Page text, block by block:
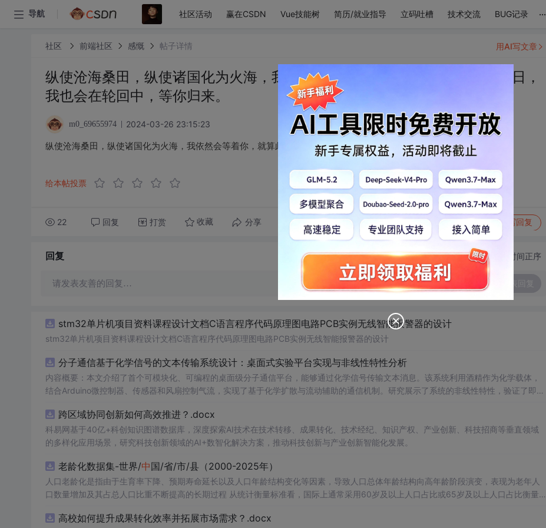
导航 社区活动 赢在CSDN Vue技能树 简历/就业指导 立码吐槽 技术交流 BUG记录 ...
社区 前端社区 感慨 帖子详情
纵使沧海桑田，纵使诸国化为火海，我依然会等着你，就算此生再无相见之日，
我也会在轮回中，等你归来。
m0_69655974 2024-03-26 23:15:23
纵使沧海桑田，纵使诸国化为火海，我依然会等着你，就算此生再无相见之日，我也会在轮回中，等你归来。
给本帖投票
22 回复 打赏 收藏 分享 转发到动态 举报 写回复
用AI写文章
回复 切换为时间正序
请发表友善的回复…
stm32单片机项目资料课程设计文档C语言程序代码原理图电路PCB实例无线智能报警器的设计
stm32单片机项目资料课程设计文档C语言程序代码原理图电路PCB实例无线智能报警器的设计
分子通信基于化学信号的文本传输系统设计：桌面式实验平台实现与非线性特性分析
内容概要：本文介绍了首个可模块化、可编程的桌面级分子通信平台，能够通过化学信号传输文本消息。该系统利用酒精作为化学载体，
结合Arduino微控制器、传感器和风扇控制气流，实现了基于化学扩散与流动辅助的通信机制。研究展示了系统的非线性特性，验证了即使
本、易复现的硬件平台。; 适合人群：具备电子工程、通信系统或交叉学科背景，从事纳米技术、生物通信或新型通信系统研究的科研人员
及研究生。; 使用场景及目标：①用于教学演示和科研实验中展示分子通信的基本原理；②作为测试平台研究非线性信道建模、环境干
扰、流量调控对通信性能的影响；③推动面向管道、地下、水下或体内等电磁不可行场景的替代通信技术发展。; 阅读建议：此资源强调
分子通信系统的实际挑战与优化方向。
跨区域协同创新如何高效推进？.docx
科易网基于40亿+科创知识图谱数据库，深度探索AI技术在技术转移、成果转化、技术经纪、知识产权、产业创新、科技招商等垂直领域
的多样化应用场景，研究科技创新领域的AI+数智化解决方案，推动科技创新与产业创新智能化发展。
老龄化数据集-世界/中国/省/市/县（2000-2025年）
人口老龄化是指由于生育率下降、预期寿命延长以及人口年龄结构变化等因素，导致人口总体年龄结构向高年龄阶段演变，表现为老年人
口数量增加及其占总人口比重不断提高的长期过程 从统计衡量标准看，国际上通常采用60岁及以上人口占比或65岁及以上人口占比衡量
超老龄化社会
高校如何提升成果转化效率并拓展市场需求？.docx